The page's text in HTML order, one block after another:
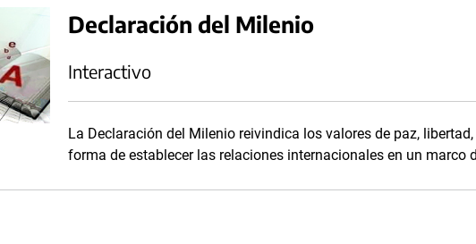
Declaración del Milenio
Interactivo
La Declaración del Milenio reivindica los valores de paz,
forma de establecer las relaciones internacionales en un marco